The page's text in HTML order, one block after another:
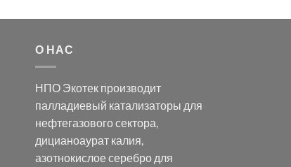
О НАС
НПО Экотек производит
палладиевый катализаторы для
нефтегазового сектора,
дицианоаурат калия,
азотнокислое серебродля